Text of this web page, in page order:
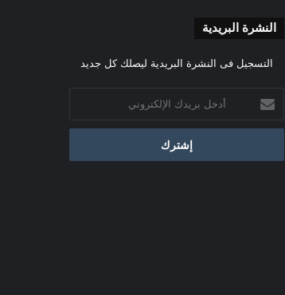
النشرة البريدية
التسجيل فى النشرة البريدية ليصلك كل جديد
بريدك
الإلكتروني